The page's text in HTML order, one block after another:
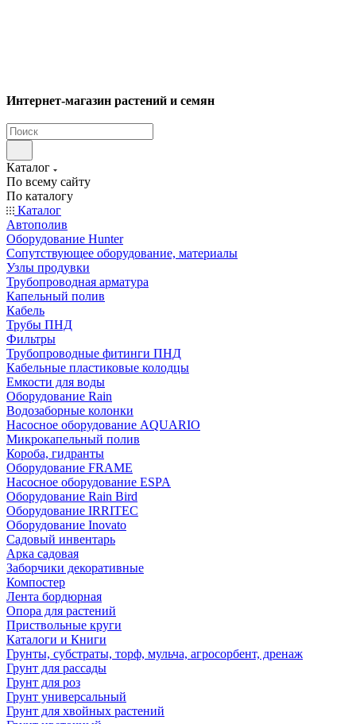
Интернет-магазин растений и семян
Каталог
По всему сайту
По каталогу
Каталог
Автополив
Оборудование Hunter
Сопутствующее оборудование, материалы
Узлы продувки
Трубопроводная арматура
Капельный полив
Кабель
Трубы ПНД
Фильтры
Трубопроводные фитинги ПНД
Кабельные пластиковые колодцы
Емкости для воды
Оборудование Rain
Водозаборные колонки
Насосное оборудование AQUARIO
Микрокапельный полив
Короба, гидранты
Оборудование FRAME
Насосное оборудование ESPA
Оборудование Rain Bird
Оборудование IRRITEC
Оборудование Inovato
Садовый инвентарь
Арка садовая
Заборчики декоративные
Компостер
Лента бордюрная
Опора для растений
Приствольные круги
Каталоги и Книги
Грунты, субстраты, торф, мульча, агросорбент, дренаж
Грунт для рассады
Грунт для роз
Грунт универсальный
Грунт для хвойных растений